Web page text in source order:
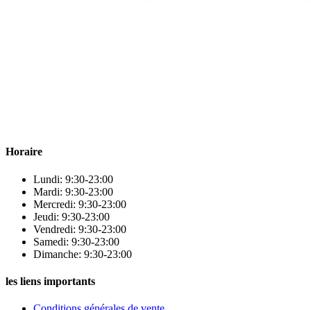
Horaire
Lundi: 9:30-23:00
Mardi: 9:30-23:00
Mercredi: 9:30-23:00
Jeudi: 9:30-23:00
Vendredi: 9:30-23:00
Samedi: 9:30-23:00
Dimanche: 9:30-23:00
les liens importants